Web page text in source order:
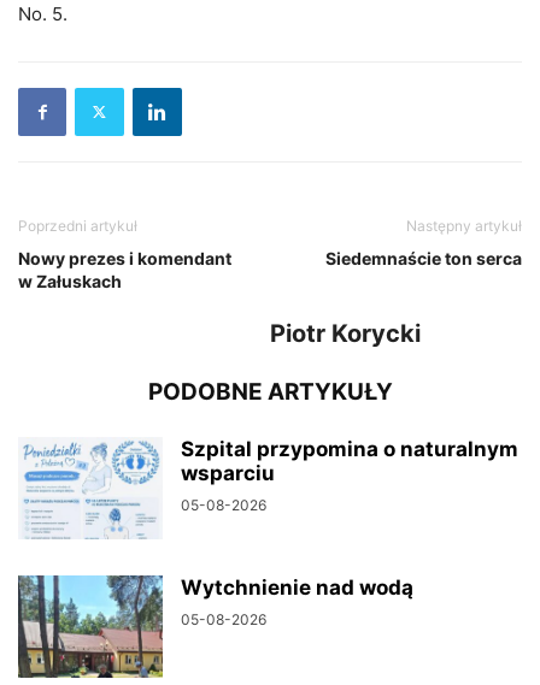
No. 5.
Poprzedni artykuł
Nowy prezes i komendant
w Załuskach
Następny artykuł
Siedemnaście ton serca
Piotr Korycki
PODOBNE ARTYKUŁY
Szpital przypomina o naturalnym
wsparciu
05-08-2026
Wytchnienie nad wodą
05-08-2026